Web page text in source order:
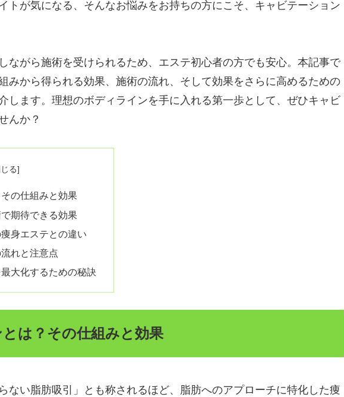
トが気になる、そんなお悩みをお持ちの方にこそ、キャビテーション
ながら施術を受けられるため、エステ初心者の方でも安心。本記事で
みから得られる効果、施術の流れ、そして効果をさらに高めるための
します。理想のボディラインを手に入れる第一歩として、ぜひキャビ
んか？
の仕組みと効果
期待できる効果
身エステとの違い
れと注意点
大化するための秘訣
は？その仕組みと効果
ない脂肪吸引」とも称されるほど、脂肪へのアプローチに特化した痩